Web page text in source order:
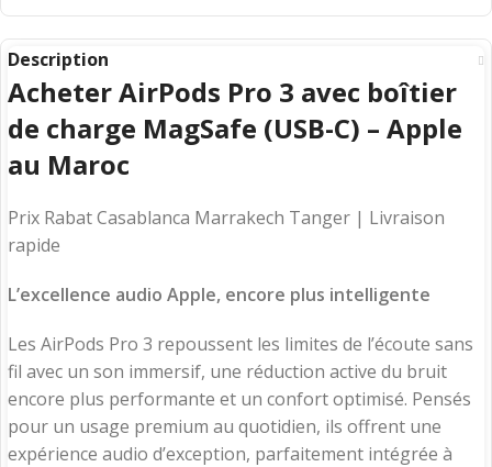
Description
Acheter AirPods Pro 3 avec boîtier
de charge MagSafe (USB-C) – Apple
au Maroc
Prix Rabat Casablanca Marrakech Tanger | Livraison
rapide
L’excellence audio Apple, encore plus intelligente
Les AirPods Pro 3 repoussent les limites de l’écoute sans
fil avec un son immersif, une réduction active du bruit
encore plus performante et un confort optimisé. Pensés
pour un usage premium au quotidien, ils offrent une
expérience audio d’exception, parfaitement intégrée à